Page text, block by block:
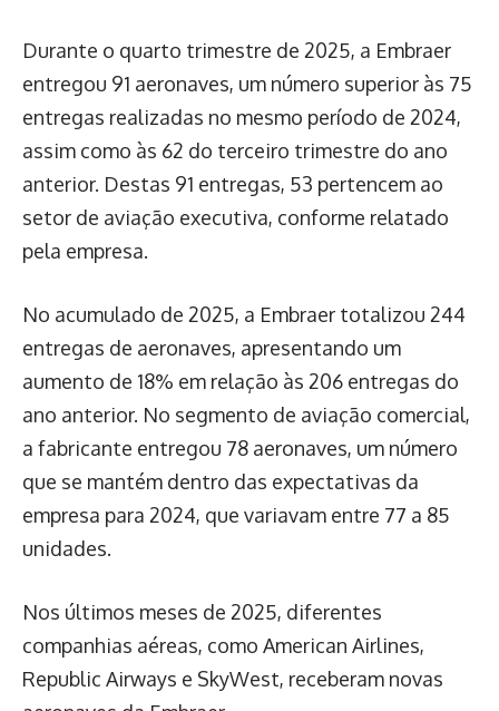
Durante o quarto trimestre de 2025, a Embraer
entregou 91 aeronaves, um número superior às 75
entregas realizadas no mesmo período de 2024,
assim como às 62 do terceiro trimestre do ano
anterior. Destas 91 entregas, 53 pertencem ao
setor de aviação executiva, conforme relatado
pela empresa.
No acumulado de 2025, a Embraer totalizou 244
entregas de aeronaves, apresentando um
aumento de 18% em relação às 206 entregas do
ano anterior. No segmento de aviação comercial,
a fabricante entregou 78 aeronaves, um número
que se mantém dentro das expectativas da
empresa para 2024, que variavam entre 77 a 85
unidades.
Nos últimos meses de 2025, diferentes
companhias aéreas, como American Airlines,
Republic Airways e SkyWest, receberam novas